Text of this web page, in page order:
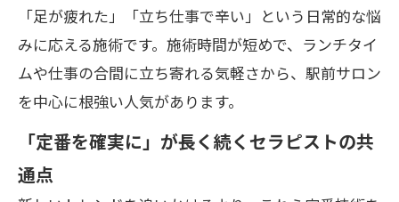
「足が疲れた」「立ち仕事で辛い」という日常的な悩
みに応える施術です。施術時間が短めで、ランチタイ
ムや仕事の合間に立ち寄れる気軽さから、駅前サロン
を中心に根強い人気があります。
「定番を確実に」が長く続くセラピストの共
通点